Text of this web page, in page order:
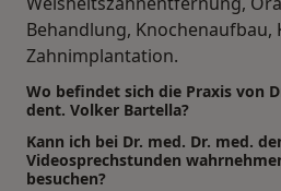
Behandlung, Knochenaufbau,
Zahnimplantation.
Wo befindet sich die Praxis von
dent. Volker Bartella?
Kann ich bei Dr. med. Dr. med.
Videosprechstunden
besuchen?